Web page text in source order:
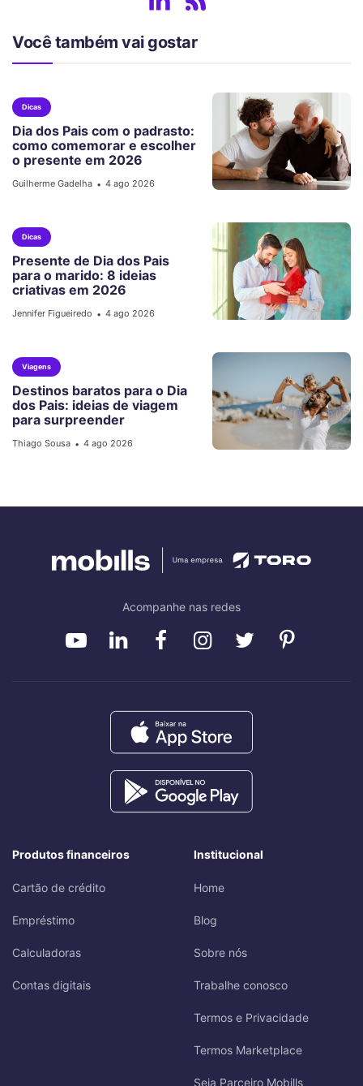
Você também vai gostar
Dicas
Dia dos Pais com o padrasto:
como comemorar e escolher
o presente em 2026
Guilherme Gadelha • 4 ago 2026
Dicas
Presente de Dia dos Pais
para o marido: 8 ideias
criativas em 2026
Jennifer Figueiredo • 4 ago 2026
Viagens
Destinos baratos para o Dia
dos Pais: ideias de viagem
para surpreender
Thiago Sousa • 4 ago 2026
Acompanhe nas redes
Produtos financeiros
Cartão de crédito
Empréstimo
Calculadoras
Contas digitais
Institucional
Home
Blog
Sobre nós
Trabalhe conosco
Termos e Privacidade
Termos Marketplace
Seja Parceiro Mobills